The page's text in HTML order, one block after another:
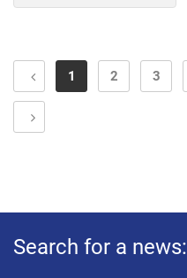
1 2 3
Search for a news: